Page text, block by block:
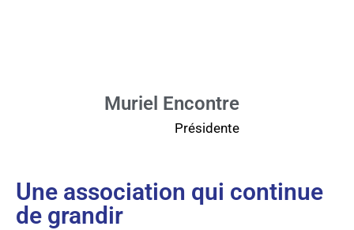
Muriel Encontre
Présidente
Une association qui continue
de grandir